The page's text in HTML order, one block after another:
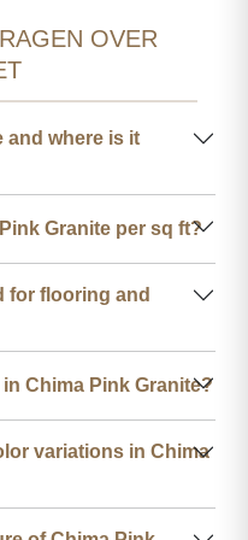
OVER
and where is it
Granite per sq ft?
for flooring and
Chima Pink Granite?
variations in Chima